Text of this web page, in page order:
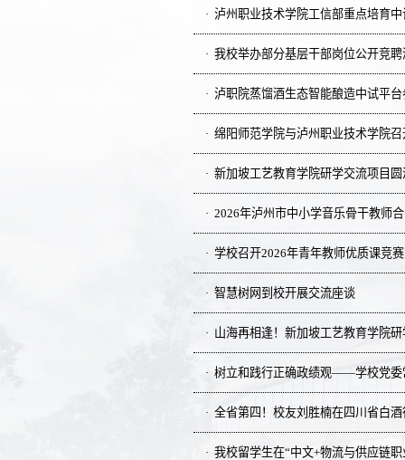
泸州职业技术学院工信部重点培育
我校举办部分基层干部岗位公开竞
泸职院蒸馏酒生态智能酿造中试平
绵阳师范学院与泸州职业技术学院
新加坡工艺教育学院研学交流项目圆
2026年泸州市中小学音乐骨干教师
学校召开2026年青年教师优质课竞
智慧树网到校开展交流座谈
山海再相逢！新加坡工艺教育学院
树立和践行正确政绩观——学校党委
全省第四！校友刘胜楠在四川省白
我校留学生在“中文+物流与供应链